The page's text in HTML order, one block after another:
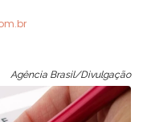
Agência Brasil/Divulgação